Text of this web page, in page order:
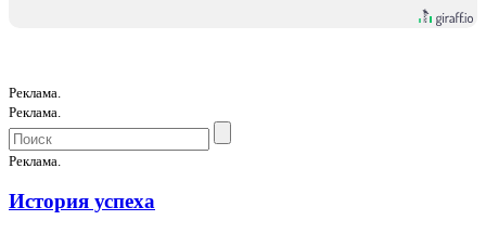
Реклама.
Реклама.
Реклама.
История успеха